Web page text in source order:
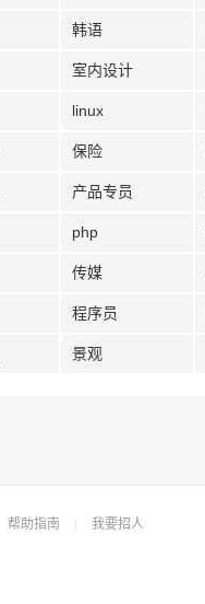
韩语
室内设计
linux
保险
产品专员
php
传媒
程序员
景观
帮助指南 我要招人